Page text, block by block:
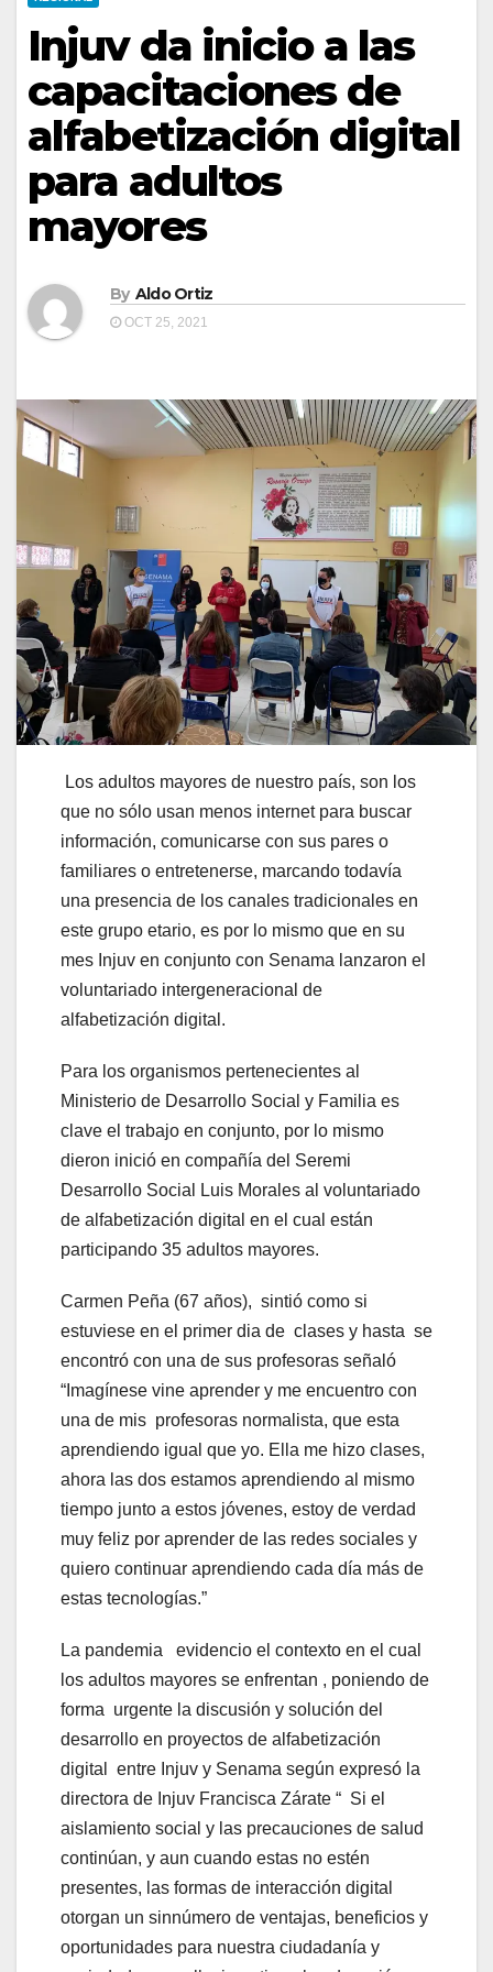
Injuv da inicio a las
capacitaciones de
alfabetización digital
para adultos
mayores
By Aldo Ortiz
OCT 25, 2021
Los adultos mayores de nuestro país, son los
que no sólo usan menos internet para buscar
información, comunicarse con sus pares o
familiares o entretenerse, marcando todavía
una presencia de los canales tradicionales en
este grupo etario, es por lo mismo que en su
mes Injuv en conjunto con Senama lanzaron el
voluntariado intergeneracional de
alfabetización digital.
Para los organismos pertenecientes al
Ministerio de Desarrollo Social y Familia es
clave el trabajo en conjunto, por lo mismo
dieron inició en compañía del Seremi
Desarrollo Social Luis Morales al voluntariado
de alfabetización digital en el cual están
participando 35 adultos mayores.
Carmen Peña (67 años), sintió como si
estuviese en el primer dia de clases y hasta se
encontró con una de sus profesoras señaló
“Imagínese vine aprender y me encuentro con
una de mis profesoras normalista, que esta
aprendiendo igual que yo. Ella me hizo clases,
ahora las dos estamos aprendiendo al mismo
tiempo junto a estos jóvenes, estoy de verdad
muy feliz por aprender de las redes sociales y
quiero continuar aprendiendo cada día más de
estas tecnologías.”
La pandemia evidencio el contexto en el cual
los adultos mayores se enfrentan , poniendo de
forma urgente la discusión y solución del
desarrollo en proyectos de alfabetización
digital entre Injuv y Senama según expresó la
directora de Injuv Francisca Zárate “ Si el
aislamiento social y las precauciones de salud
continúan, y aun cuando estas no estén
presentes, las formas de interacción digital
otorgan un sinnúmero de ventajas, beneficios y
oportunidades para nuestra ciudadanía y